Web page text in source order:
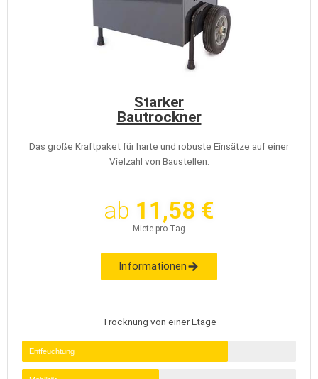
Starker
Bautrockner
Das große Kraftpaket für harte und robuste Einsätze auf einer
Vielzahl von Baustellen.
ab 11,58 €
Miete pro Tag
Informationen
Trocknung von einer Etage
Entfeuchtung